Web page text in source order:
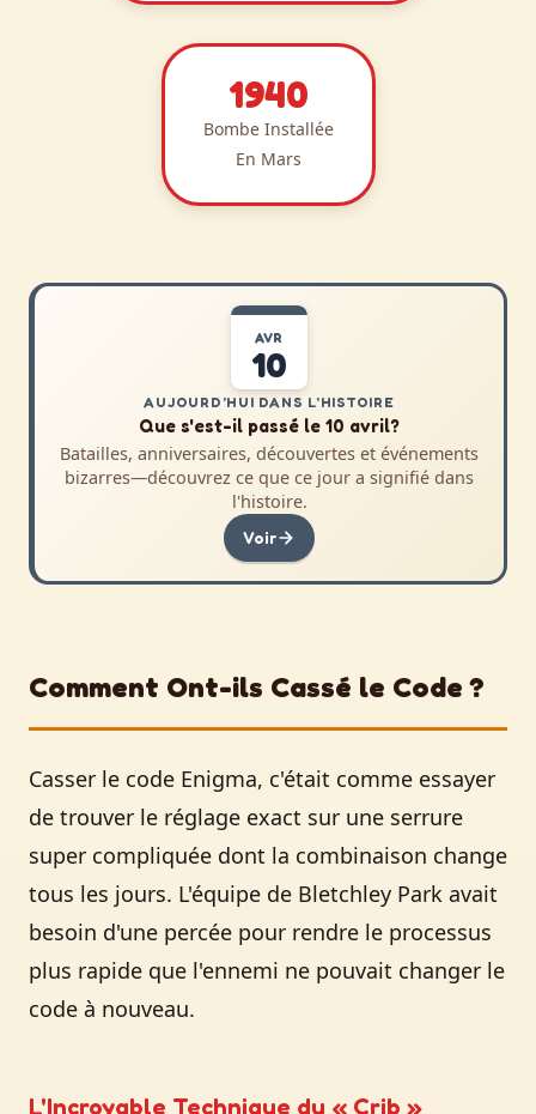
1940
Bombe Installée
En Mars
AVR
10
AUJOURD'HUI DANS L'HISTOIRE
Que s'est-il passé le 10 avril?
Batailles, anniversaires, découvertes et événements
bizarres—découvrez ce que ce jour a signifié dans
l'histoire.
Voir
Comment Ont-ils Cassé le Code ?
Casser le code Enigma, c'était comme essayer
de trouver le réglage exact sur une serrure
super compliquée dont la combinaison change
tous les jours. L'équipe de Bletchley Park avait
besoin d'une percée pour rendre le processus
plus rapide que l'ennemi ne pouvait changer le
code à nouveau.
L'Incroyable Technique du « Crib »